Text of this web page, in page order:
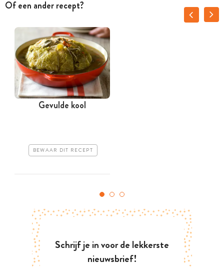
Of een ander recept?
Gevulde kool
BEWAAR DIT RECEPT
Schrijf je in voor de lekkerste
nieuwsbrief!